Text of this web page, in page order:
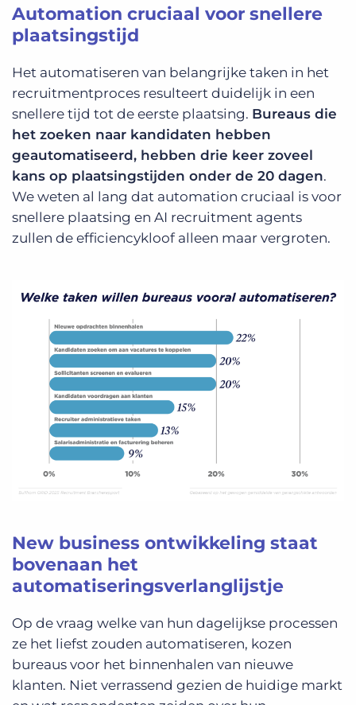
Automation cruciaal voor snellere
plaatsingstijd
Het automatiseren van belangrijke taken in het
recruitmentproces resulteert duidelijk in een
snellere tijd tot de eerste plaatsing. Bureaus die
het zoeken naar kandidaten hebben
geautomatiseerd, hebben drie keer zoveel
kans op plaatsingstijden onder de 20 dagen.
We weten al lang dat automation cruciaal is voor
snellere plaatsing en AI recruitment agents
zullen de efficiencykloof alleen maar vergroten.
New business ontwikkeling staat
bovenaan het
automatiseringsverlanglijstje
Op de vraag welke van hun dagelijkse processen
ze het liefst zouden automatiseren, kozen
bureaus voor het binnenhalen van nieuwe
klanten. Niet verrassend gezien de huidige markt